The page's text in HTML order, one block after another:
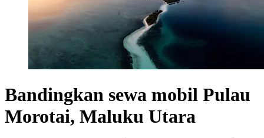
Bandingkan sewa mobil Pulau
Morotai, Maluku Utara